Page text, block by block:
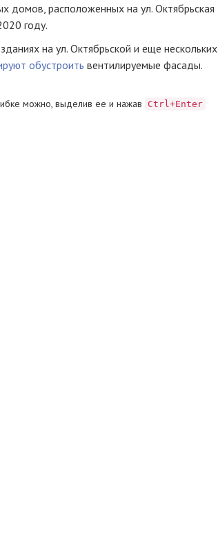
домов, расположенных на ул. Октябрьская
году.
на ул. Октябрьской и еще нескольких
обустроить вентилируемые фасады.
можно, выделив ее и нажав Ctrl+Enter